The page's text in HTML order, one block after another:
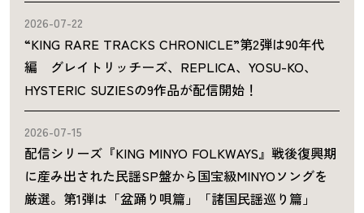
2026-07-22
“KING RARE TRACKS CHRONICLE”第2弾は90年代
編 グレイトリッチーズ、REPLICA、YOSU-KO、
HYSTERIC SUZIESの9作品が配信開始！
2026-07-15
配信シリーズ『KING MINYO FOLKWAYS』戦後復興期
に産み出された民謡SP盤から国宝級MINYOソングを
厳選。第1弾は「盆踊り唄篇」「諸国民謡巡り篇」